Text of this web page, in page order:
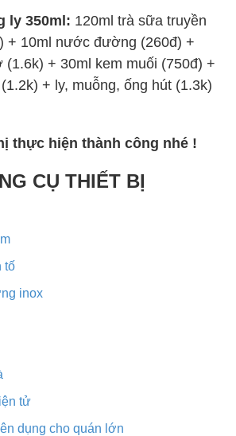
ly 350ml: 120ml trà sữa truyền
+ 10ml nước đường (260đ) +
(1.6k) + 30ml kem muối (750đ) +
+ ly, muỗng, ống hút (1.3k)
thực hiện thành công nhé !
CỤ THIẾT BỊ
tố
inox
tử
dụng cho quán lớn